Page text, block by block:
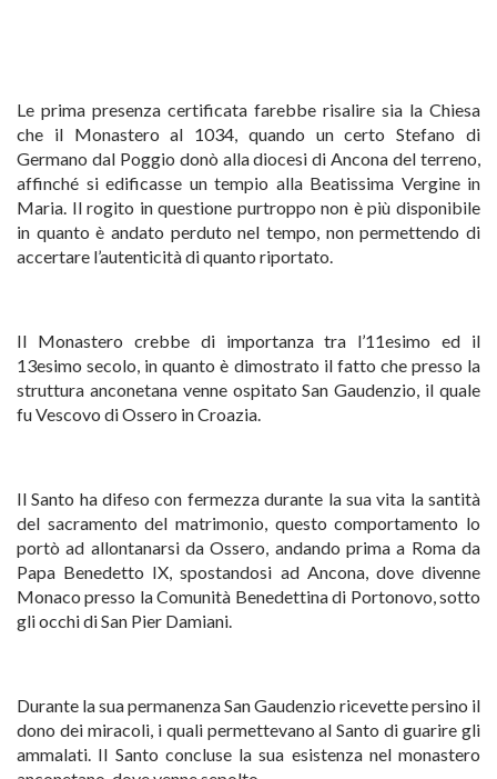
Le prima presenza certificata farebbe risalire sia la Chiesa
che il Monastero al 1034, quando un certo Stefano di
Germano dal Poggio donò alla diocesi di Ancona del terreno,
affinché si edificasse un tempio alla Beatissima Vergine in
Maria. Il rogito in questione purtroppo non è più disponibile
in quanto è andato perduto nel tempo, non permettendo di
accertare l’autenticità di quanto riportato.
Il Monastero crebbe di importanza tra l’11esimo ed il
13esimo secolo, in quanto è dimostrato il fatto che presso la
struttura anconetana venne ospitato San Gaudenzio, il quale
fu Vescovo di Ossero in Croazia.
Il Santo ha difeso con fermezza durante la sua vita la santità
del sacramento del matrimonio, questo comportamento lo
portò ad allontanarsi da Ossero, andando prima a Roma da
Papa Benedetto IX, spostandosi ad Ancona, dove divenne
Monaco presso la Comunità Benedettina di Portonovo, sotto
gli occhi di San Pier Damiani.
Durante la sua permanenza San Gaudenzio ricevette persino il
dono dei miracoli, i quali permettevano al Santo di guarire gli
ammalati. Il Santo concluse la sua esistenza nel monastero